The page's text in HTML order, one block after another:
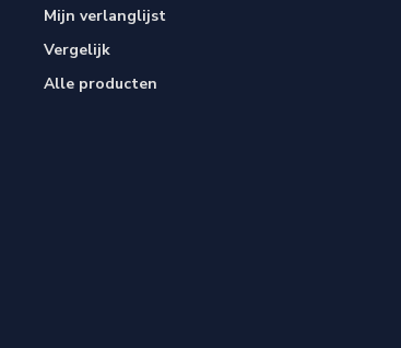
Mijn verlanglijst
Vergelijk
Alle producten